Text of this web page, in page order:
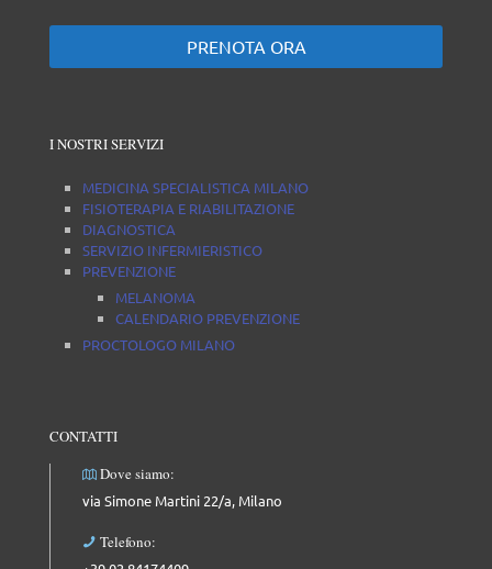
PRENOTA ORA
I NOSTRI SERVIZI
MEDICINA SPECIALISTICA MILANO
FISIOTERAPIA E RIABILITAZIONE
DIAGNOSTICA
SERVIZIO INFERMIERISTICO
PREVENZIONE
MELANOMA
CALENDARIO PREVENZIONE
PROCTOLOGO MILANO
CONTATTI
Dove siamo:
via Simone Martini 22/a, Milano
Telefono: